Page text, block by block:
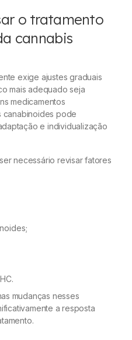
o tratamento
cannabis
exige ajustes graduais
mais adequado seja
medicamentos
canabinoides pode
e individualização
necessário revisar fatores
mudanças nesses
a resposta